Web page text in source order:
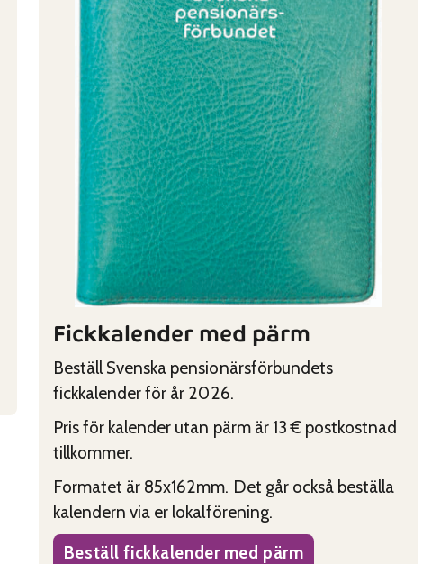
Fickkalender med pärm
Beställ Svenska pensionärsförbundets
fickkalender för år 2026.
Pris för kalender utan pärm är 13 € postkostnad
tillkommer.
Formatet är 85x162mm. Det går också beställa
kalendern via er lokalförening.
Beställ fickkalender med pärm